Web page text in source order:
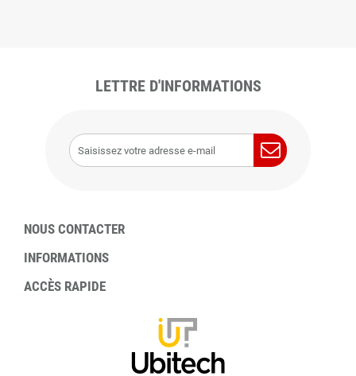
LETTRE D'INFORMATIONS
NOUS CONTACTER
INFORMATIONS
ACCÈS RAPIDE